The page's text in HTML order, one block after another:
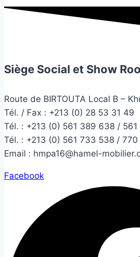
Siège Social et Show
Route de BIRTOUTA Local B –
Tél. / Fax : +213 (0) 28 53 31 49
Tél. : +213 (0) 561 389 638 /
Tél. : +213 (0) 561 733 538 / 770
Email : hmpa16@hamel-
Facebook